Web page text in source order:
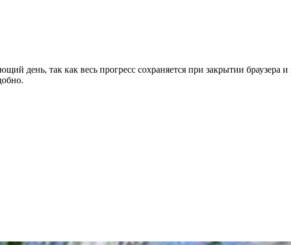
день, так как весь прогресс сохраняется при закрытии